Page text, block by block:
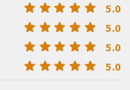
5.0
5.0
5.0
5.0